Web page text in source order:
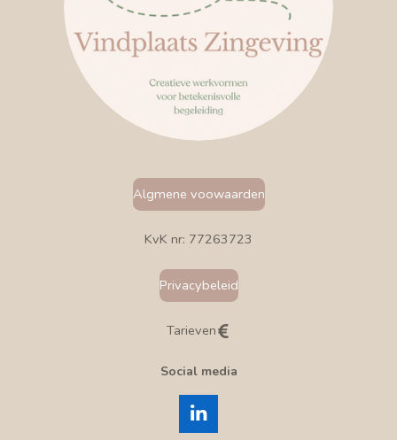
Algmene voowaarden
KvK nr: 77263723
Privacybeleid
Tarieven
Social media
L